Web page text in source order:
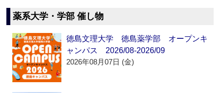
薬系大学・学部 催し物
徳島文理大学 徳島薬学部 オープンキ
ャンパス 2026/08-2026/09
2026年08月07日 (金)